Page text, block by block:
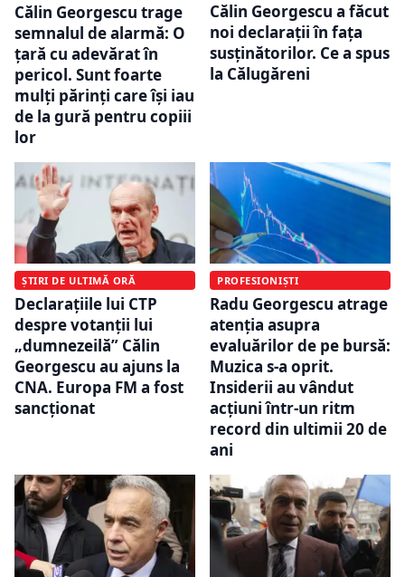
Călin Georgescu trage
semnalul de alarmă: O
țară cu adevărat în
pericol. Sunt foarte
mulți părinți care își iau
de la gură pentru copiii
lor
Călin Georgescu a făcut
noi declarații în fața
susținătorilor. Ce a spus
la Călugăreni
ȘTIRI DE ULTIMĂ ORĂ
Declarațiile lui CTP
despre votanții lui
„dumnezeilă” Călin
Georgescu au ajuns la
CNA. Europa FM a fost
sancționat
PROFESIONIȘTI
Radu Georgescu atrage
atenția asupra
evaluărilor de pe bursă:
Muzica s-a oprit.
Insiderii au vândut
acțiuni într-un ritm
record din ultimii 20 de
ani